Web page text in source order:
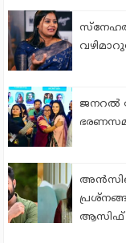
ജനറല്‍
അന്‍സിബ
ആസിഫ്